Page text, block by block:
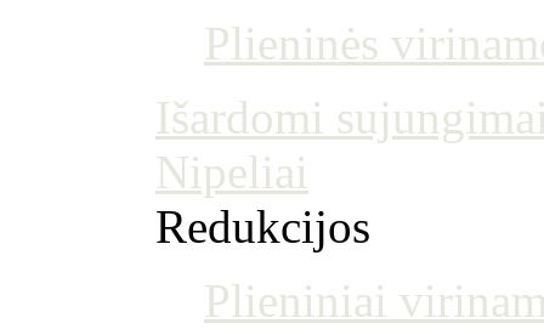
Plieninės
Išardomi
Nipeliai
Redukcijos
Plieniniai